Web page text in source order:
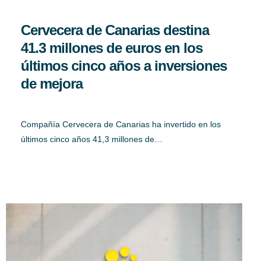
Cervecera de Canarias destina
41.3 millones de euros en los
últimos cinco años a inversiones
de mejora
Compañía Cervecera de Canarias ha invertido en los
últimos cinco años 41,3 millones de…